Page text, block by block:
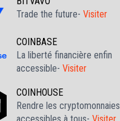
Trade the future- Visiter
COINBASE
La liberté financière enfin
accessible- Visiter
COINHOUSE
Rendre les cryptomonnaies
accessibles à tous- Visiter